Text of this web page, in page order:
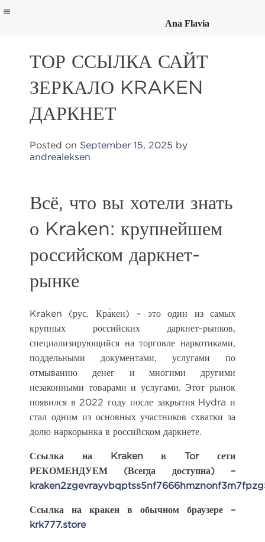
contentТОР ССЫЛКА САЙТ
ЗЕРКАЛО KRAKEN
ДАРКНЕТ
Posted on September 15, 2025 by
andrealeksen
Всё, что вы хотели знать
о Kraken: крупнейшем
российском даркнет-
рынке
Kraken (рус. Кра́кен) – это один из самых
крупных российских даркнет-рынков,
специализирующийся на торговле наркотиками,
поддельными документами, услугами по
отмыванию денег и многими другими
незаконными товарами и услугами. Этот рынок
появился в 2022 году после закрытия Hydra и
стал одним из основных участников схватки за
долю наркорынка в российском даркнете.
Ссылка на Kraken в Tor сети
РЕКОМЕНДУЕМ (Всегда доступна) –
Ссылка на кракен в обычном браузере –
krk777.store
Ana Flavia